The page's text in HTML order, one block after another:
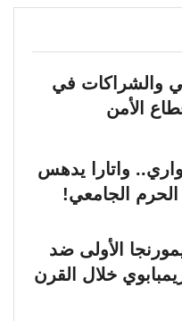
والشراكات في
الأمن
واتارا يدهس
الحرم الجامعي!
الأولى ضد
خلال القرن